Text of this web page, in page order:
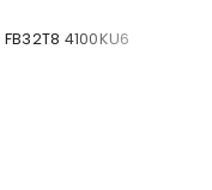
FB32T8 4100KU6